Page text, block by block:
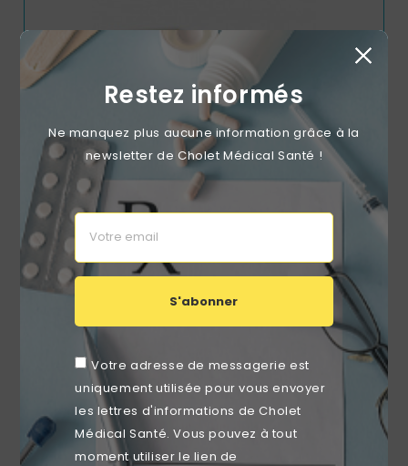
Restez informés
Ne manquez plus aucune information grâce à la
newsletter de Cholet Médical Santé !
S'abonner
Votre adresse de messagerie est
uniquement utilisée pour vous envoyer
les lettres d'informations de Cholet
Médical Santé. Vous pouvez à tout
moment utiliser le lien de
Gants Nitrile Nitriskin Non Poudrés – Taille S, M Ou L –
Boîte De 100